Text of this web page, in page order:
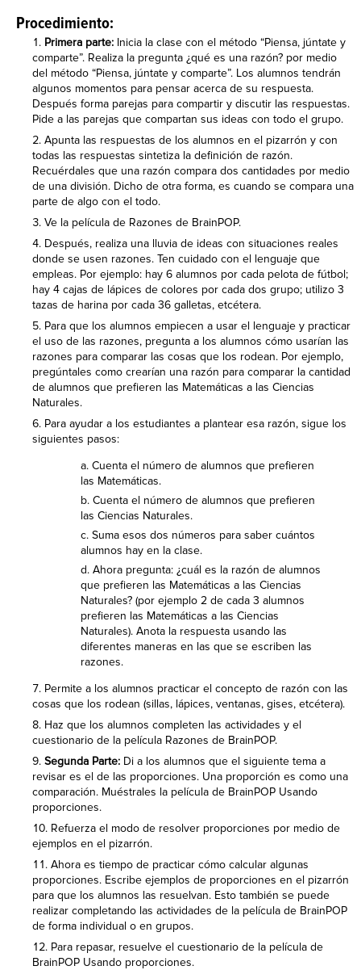
Procedimiento:
Primera parte: Inicia la clase con el método “Piensa, júntate y
comparte”. Realiza la pregunta ¿qué es una razón? por medio
del método “Piensa, júntate y comparte”. Los alumnos tendrán
algunos momentos para pensar acerca de su respuesta.
Después forma parejas para compartir y discutir las respuestas.
Pide a las parejas que compartan sus ideas con todo el grupo.
Apunta las respuestas de los alumnos en el pizarrón y con
todas las respuestas sintetiza la definición de razón.
Recuérdales que una razón compara dos cantidades por medio
de una división. Dicho de otra forma, es cuando se compara una
parte de algo con el todo.
Ve la película de Razones de BrainPOP.
Después, realiza una lluvia de ideas con situaciones reales
donde se usen razones. Ten cuidado con el lenguaje que
empleas. Por ejemplo: hay 6 alumnos por cada pelota de fútbol;
hay 4 cajas de lápices de colores por cada dos grupo; utilizo 3
tazas de harina por cada 36 galletas, etcétera.
Para que los alumnos empiecen a usar el lenguaje y practicar
el uso de las razones, pregunta a los alumnos cómo usarían las
razones para comparar las cosas que los rodean. Por ejemplo,
pregúntales como crearían una razón para comparar la cantidad
de alumnos que prefieren las Matemáticas a las Ciencias
Naturales.
Para ayudar a los estudiantes a plantear esa razón, sigue los
siguientes pasos:
a. Cuenta el número de alumnos que prefieren
las Matemáticas.
b. Cuenta el número de alumnos que prefieren
las Ciencias Naturales.
c. Suma esos dos números para saber cuántos
alumnos hay en la clase.
d. Ahora pregunta: ¿cuál es la razón de alumnos
que prefieren las Matemáticas a las Ciencias
Naturales? (por ejemplo 2 de cada 3 alumnos
prefieren las Matemáticas a las Ciencias
Naturales). Anota la respuesta usando las
diferentes maneras en las que se escriben las
razones.
Permite a los alumnos practicar el concepto de razón con las
cosas que los rodean (sillas, lápices, ventanas, gises, etcétera).
Haz que los alumnos completen las actividades y el
cuestionario de la película Razones de BrainPOP.
Segunda Parte: Di a los alumnos que el siguiente tema a
revisar es el de las proporciones. Una proporción es como una
comparación. Muéstrales la película de BrainPOP Usando
proporciones.
Refuerza el modo de resolver proporciones por medio de
ejemplos en el pizarrón.
Ahora es tiempo de practicar cómo calcular algunas
proporciones. Escribe ejemplos de proporciones en el pizarrón
para que los alumnos las resuelvan. Esto también se puede
realizar completando las actividades de la película de BrainPOP
de forma individual o en grupos.
Para repasar, resuelve el cuestionario de la película de
BrainPOP Usando proporciones.